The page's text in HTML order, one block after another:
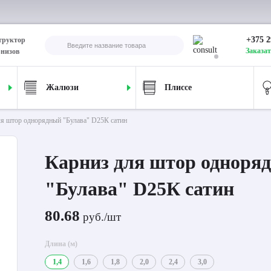
+375
Жалюзи Плиссе
штор однорядный "Булава" D25К сатин
Карниз для штор
"Булава" D25К сатин
80.68 руб./шт
Длина (м)
1,4 1,6 1,8 2,0 2,4 3,0